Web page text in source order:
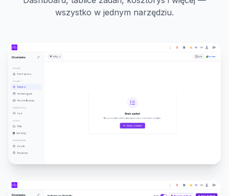
wszystko w jednym narzędziu.